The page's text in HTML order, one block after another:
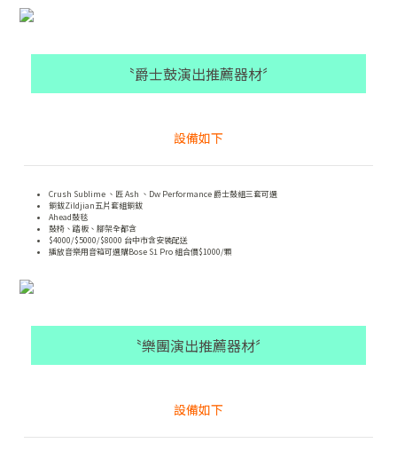
〝爵士鼓演出推薦器材〞
設備如下
Crush Sublime 、匠 Ash 、Dw Performance 爵士鼓組三套可選
銅鈸Zildjian五片套組銅鈸
Ahead鼓毯
鼓椅、踏板、腳架全都含
$4000/$5000/$8000 台中市含安裝配送
播放音樂用音箱可選購Bose S1 Pro 組合價$1000/顆
〝樂團演出推薦器材〞
設備如下